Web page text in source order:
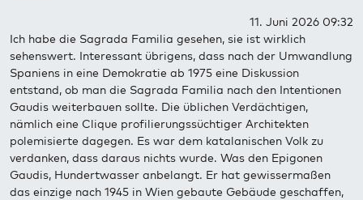
11. Juni 2026 09:32
Ich habe die Sagrada Familia gesehen, sie ist wirklich
sehenswert. Interessant übrigens, dass nach der Umwandlung
Spaniens in eine Demokratie ab 1975 eine Diskussion
entstand, ob man die Sagrada Familia nach den Intentionen
Gaudis weiterbauen sollte. Die üblichen Verdächtigen,
nämlich eine Clique profilierungssüchtiger Architekten
polemisierte dagegen. Es war dem katalanischen Volk zu
verdanken, dass daraus nichts wurde. Was den Epigonen
Gaudis, Hundertwasser anbelangt. Er hat gewissermaßen
das einzige nach 1945 in Wien gebaute Gebäude geschaffen,